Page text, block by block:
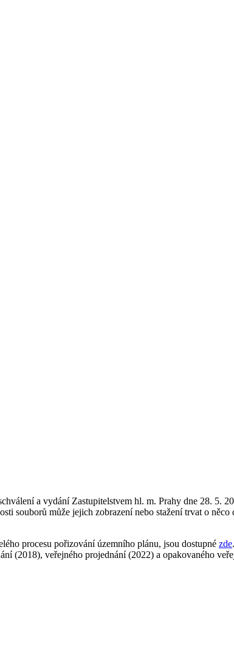
a vydání Zastupitelstvem hl. m. Prahy dne 28. 5.
souborů může jejich zobrazení nebo stažení trvat o
procesu pořizování územního plánu, jsou dostupné zde
(2018), veřejného projednání (2022) a opakovaného